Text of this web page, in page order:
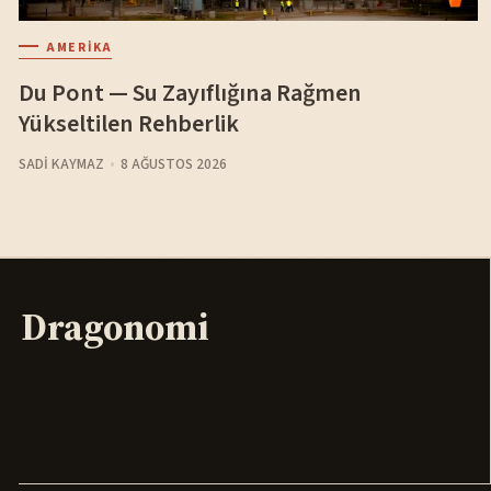
AMERIKA
Du Pont — Su Zayıflığına Rağmen
Yükseltilen Rehberlik
SADI KAYMAZ 8 AĞUSTOS 2026
Dragonomi